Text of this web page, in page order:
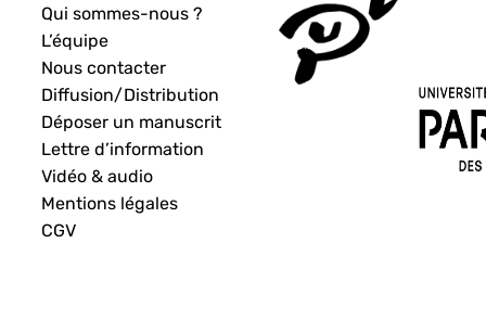
Qui sommes-nous ?
L’équipe
Nous contacter
Diffusion/Distribution
Déposer un manuscrit
Lettre d’information
Vidéo & audio
Mentions légales
CGV